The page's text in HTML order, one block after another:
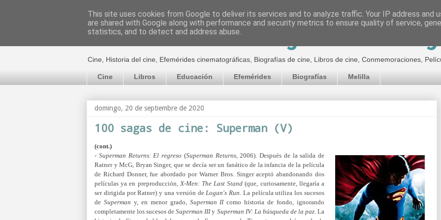
El cultural cinematográfico de Jorge
Cine, Historia del cine, Efemérides cinematográficas, Biografías de cine, Libros de cine, Conmemoraciones,
Cine Libros Educación Efemérides Biografías Melilla
domingo, 20 de septiembre de 2020
100 sagas de cine: Superman (V)
(cont.)
- Superman Returns: El regreso (Superman Returns, 2006). Después de la salida de
Ratner y McG, Bryan Singer, que se decía ser un fanático de la infancia de la película
de Richard Donner, fue abordado por Warner Bros. Singer aceptó abandonando dos
películas ya en preproducción, X-Men: The Last Stand(que, curiosamente, llegaría a
ser dirigida por Ratner) y una versión de Logan's Run . La película utiliza los sucesos
de Superman y, en menor grado, Superman IIcomo historia de fondo, ignorando
completamente los sucesos deSuperman IIIy Superman IV: La búsqueda de la paz. La
This site uses cookies from Google to deliver its services and to analyze traffic. Your IP address and
are shared with Google along with performance and security metrics to ensure quality of service,
statistics, and to detect and address abuse.